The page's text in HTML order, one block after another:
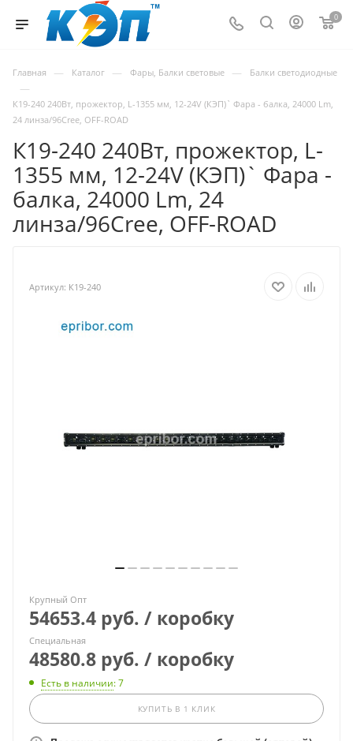
0
Главная — Каталог — Фары, Балки световые — Балки светодиодные
—
К19-240 240Вт, прожектор, L-1355 мм, 12-24V (КЭП)` Фара - балка, 24000 Lm,
24 линза/96Cree, OFF-ROAD
К19-240 240Вт, прожектор, L-
1355 мм, 12-24V (КЭП)` Фара -
балка, 24000 Lm, 24
линза/96Cree, OFF-ROAD
Артикул: К19-240
Крупный Опт
54653.4 руб. / коробку
Специальная
48580.8 руб. / коробку
Есть в наличии: 7
КУПИТЬ В 1 КЛИК